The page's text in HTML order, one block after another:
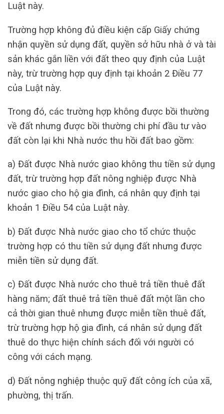
Luật này.
Trường hợp không đủ điều kiện cấp Giấy chứng
nhận quyền sử dụng đất, quyền sở hữu nhà ở và tài
sản khác gắn liền với đất theo quy định của Luật
này, trừ trường hợp quy định tại khoản 2 Điều 77
của Luật này.
Trong đó, các trường hợp không được bồi thường
về đất nhưng được bồi thường chi phí đầu tư vào
đất còn lại khi Nhà nước thu hồi đất bao gồm:
a) Đất được Nhà nước giao không thu tiền sử dụng
đất, trừ trường hợp đất nông nghiệp được Nhà
nước giao cho hộ gia đình, cá nhân quy định tại
khoản 1 Điều 54 của Luật này.
b) Đất được Nhà nước giao cho tổ chức thuộc
trường hợp có thu tiền sử dụng đất nhưng được
miễn tiền sử dụng đất.
c) Đất được Nhà nước cho thuê trả tiền thuê đất
hàng năm; đất thuê trả tiền thuê đất một lần cho
cả thời gian thuê nhưng được miễn tiền thuê đất,
trừ trường hợp hộ gia đình, cá nhân sử dụng đất
thuê do thực hiện chính sách đối với người có
công với cách mạng.
d) Đất nông nghiệp thuộc quỹ đất công ích của xã,
phường, thị trấn.